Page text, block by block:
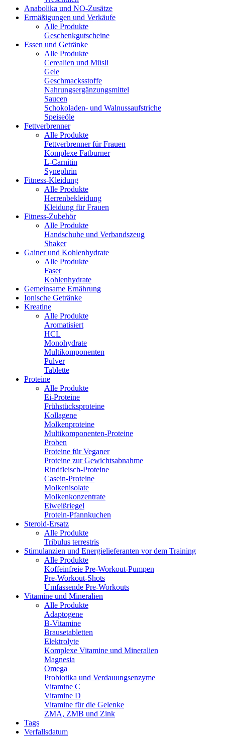
Anabolika und NO-Zusätze
Ermäßigungen und Verkäufe
Alle Produkte
Geschenkgutscheine
Essen und Getränke
Alle Produkte
Cerealien und Müsli
Gele
Geschmacksstoffe
Nahrungsergänzungsmittel
Saucen
Schokoladen- und Walnussaufstriche
Speiseöle
Fettverbrenner
Alle Produkte
Fettverbrenner für Frauen
Komplexe Fatburner
L-Carnitin
Synephrin
Fitness-Kleidung
Alle Produkte
Herrenbekleidung
Kleidung für Frauen
Fitness-Zubehör
Alle Produkte
Handschuhe und Verbandszeug
Shaker
Gainer und Kohlenhydrate
Alle Produkte
Faser
Kohlenhydrate
Gemeinsame Ernährung
Ionische Getränke
Kreatine
Alle Produkte
Aromatisiert
HCL
Monohydrate
Multikomponenten
Pulver
Tablette
Proteine
Alle Produkte
Ei-Proteine
Frühstücksproteine
Kollagene
Molkenproteine
Multikomponenten-Proteine
Proben
Proteine für Veganer
Proteine zur Gewichtsabnahme
Rindfleisch-Proteine
Casein-Proteine
Molkenisolate
Molkenkonzentrate
Eiweißriegel
Protein-Pfannkuchen
Steroid-Ersatz
Alle Produkte
Tribulus terrestris
Stimulanzien und Energielieferanten vor dem Training
Alle Produkte
Koffeinfreie Pre-Workout-Pumpen
Pre-Workout-Shots
Umfassende Pre-Workouts
Vitamine und Mineralien
Alle Produkte
Adaptogene
B-Vitamine
Brausetabletten
Elektrolyte
Komplexe Vitamine und Mineralien
Magnesia
Omega
Probiotika und Verdauungsenzyme
Vitamine C
Vitamine D
Vitamine für die Gelenke
ZMA, ZMB und Zink
Tags
Verfallsdatum